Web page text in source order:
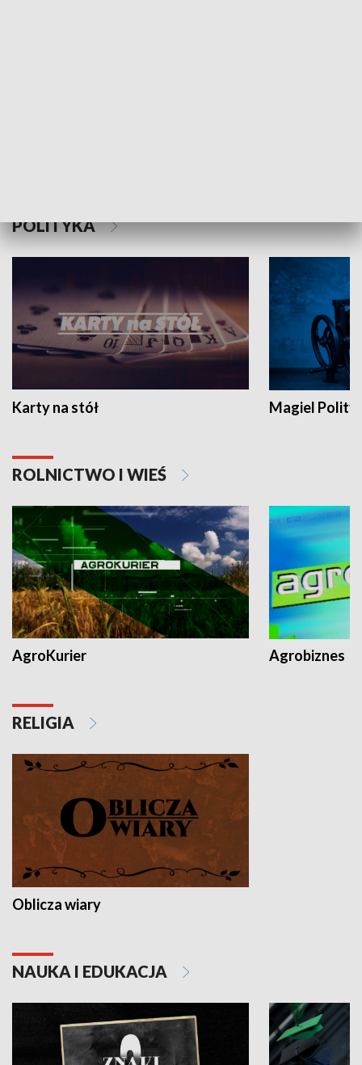
POLITYKA
Karty na stół Magiel
ROLNICTWO I WIEŚ
AgroKurier Agrobiznes
RELIGIA
Oblicza wiary
NAUKA I EDUKACJA